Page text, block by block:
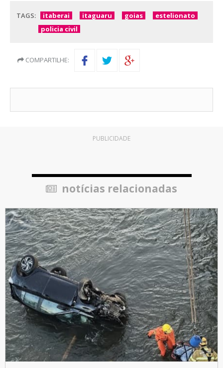
TAGS: itaberai itaguaru goias
estelionato
policia civil
COMPARTILHE:
PUBLICIDADE
notícias relacionadas